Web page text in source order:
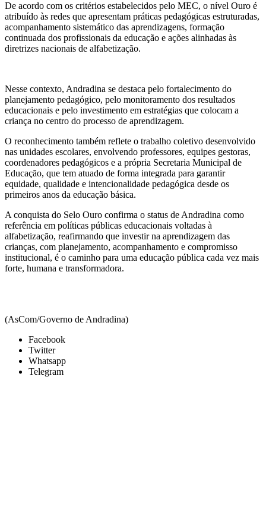
De acordo com os critérios estabelecidos pelo MEC, o nível Ouro é
atribuído às redes que apresentam práticas pedagógicas estruturadas,
acompanhamento sistemático das aprendizagens, formação
continuada dos profissionais da educação e ações alinhadas às
diretrizes nacionais de alfabetização.
Nesse contexto, Andradina se destaca pelo fortalecimento do
planejamento pedagógico, pelo monitoramento dos resultados
educacionais e pelo investimento em estratégias que colocam a
criança no centro do processo de aprendizagem.
O reconhecimento também reflete o trabalho coletivo desenvolvido
nas unidades escolares, envolvendo professores, equipes gestoras,
coordenadores pedagógicos e a própria Secretaria Municipal de
Educação, que tem atuado de forma integrada para garantir
equidade, qualidade e intencionalidade pedagógica desde os
primeiros anos da educação básica.
A conquista do Selo Ouro confirma o status de Andradina como
referência em políticas públicas educacionais voltadas à
alfabetização, reafirmando que investir na aprendizagem das
crianças, com planejamento, acompanhamento e compromisso
institucional, é o caminho para uma educação pública cada vez mais
forte, humana e transformadora.
(AsCom/Governo de Andradina)
Facebook
Twitter
Whatsapp
Telegram